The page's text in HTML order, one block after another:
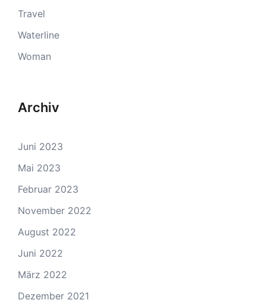
Travel
Waterline
Woman
Archiv
Juni 2023
Mai 2023
Februar 2023
November 2022
August 2022
Juni 2022
März 2022
Dezember 2021